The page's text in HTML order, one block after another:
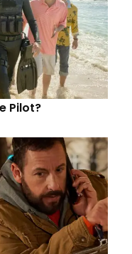
Pilot?